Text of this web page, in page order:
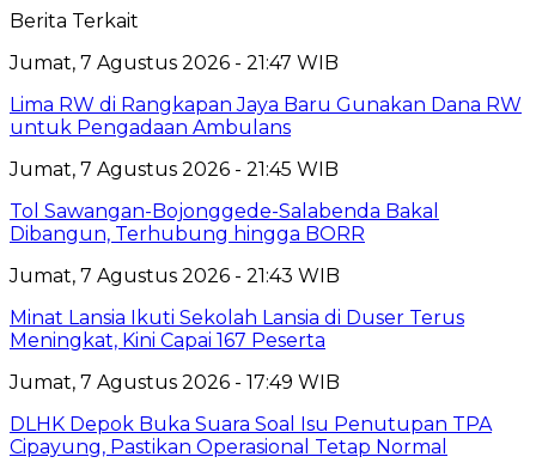
Berita Terkait
Jumat, 7 Agustus 2026 - 21:47 WIB
Lima RW di Rangkapan Jaya Baru Gunakan Dana RW
untuk Pengadaan Ambulans
Jumat, 7 Agustus 2026 - 21:45 WIB
Tol Sawangan-Bojonggede-Salabenda Bakal
Dibangun, Terhubung hingga BORR
Jumat, 7 Agustus 2026 - 21:43 WIB
Minat Lansia Ikuti Sekolah Lansia di Duser Terus
Meningkat, Kini Capai 167 Peserta
Jumat, 7 Agustus 2026 - 17:49 WIB
DLHK Depok Buka Suara Soal Isu Penutupan TPA
Cipayung, Pastikan Operasional Tetap Normal